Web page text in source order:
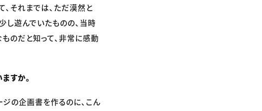
それまでは、ただ漠然と
し遊んでいたものの、当時
のだと知って、非常に感動
すか。
ジの企画書を作るのに、こん